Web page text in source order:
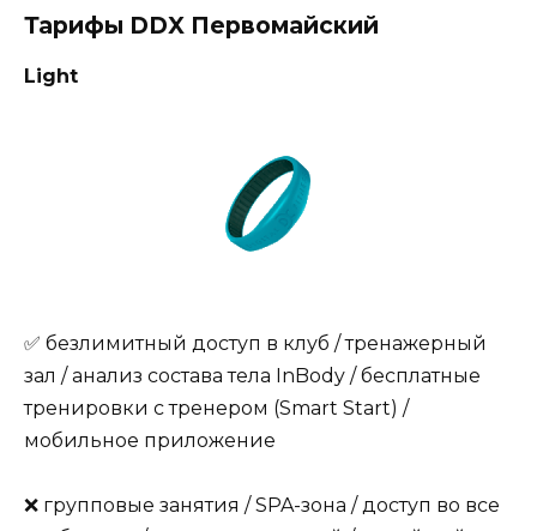
Тарифы DDX Первомайский
Light
✅ безлимитный доступ в клуб / тренажерный
зал / анализ состава тела InBody / бесплатные
тренировки с тренером (Smart Start) /
мобильное приложение
❌ групповые занятия / SPA-зона / доступ во все